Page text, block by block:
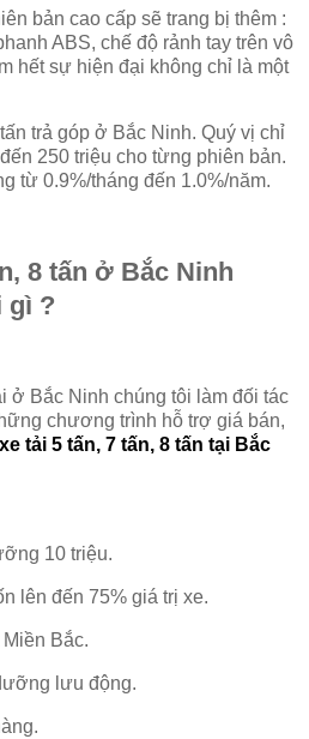
bản cao cấp sẽ trang bị thêm :
ABS, chế độ rảnh tay trên vô
hết sự hiện đại không chỉ là một
trả góp ở Bắc Ninh. Quý vị chỉ
250 triệu cho từng phiên bản.
từ 0.9%/tháng đến 1.0%/năm.
8 tấn ở Bắc Ninh
gì ?
ở Bắc Ninh chúng tôi làm đối tác
chương trình hỗ trợ giá bán,
tải 5 tấn, 7 tấn, 8 tấn tại Bắc
10 triệu.
lên đến 75% giá trị xe.
Bắc.
lưu động.